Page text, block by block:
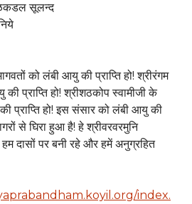
सूलन्द
को लंबी आयु की प्राप्ति हो! श्रीरंगम
प्राप्ति हो! श्रीशठकोप स्वामीजी के
प्राप्ति हो! इस संसार को लंबी आयु की
से घिरा हुआ है! हे श्रीवरवरमुनि
दासों पर बनी रहे और हमें अनुग्रहित
index.